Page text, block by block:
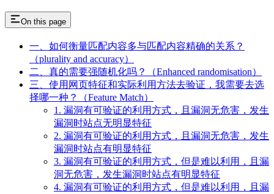
On this page
一、如何衡量匹配内容多与匹配内容精确的关系？
（plurality and accuracy）
二、真的需要强随机化吗？（Enhanced randomisation）
三、使用网页特征和实际利用方法去验证，我需要去选
择哪一种？（Feature Match）
1. 漏洞有可验证的利用方式，且漏洞无危害，发生
漏洞时站点无明显特征
2. 漏洞有可验证的利用方式，且漏洞无危害，发生
漏洞时站点有明显特征
3. 漏洞有可验证的利用方式，但是难以利用，且漏
洞无危害，发生漏洞时站点有明显特征
4. 漏洞有可验证的利用方式，但是难以利用，且漏